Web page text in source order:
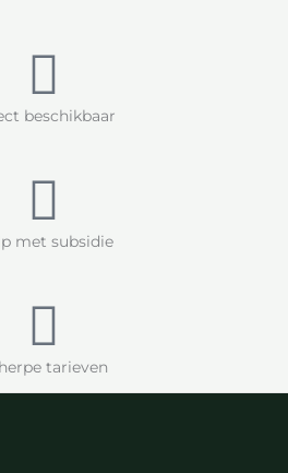
beschikbaar
met subsidie
tarieven